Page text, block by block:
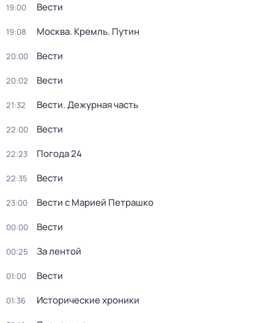
19:00 Вести
19:08 Москва. Кремль. Путин
20:00 Вести
20:02 Вести
21:32 Вести. Дежурная часть
22:00 Вести
22:23 Погода 24
22:35 Вести
23:00 Вести с Марией Петрашко
00:00 Вести
00:25 За лентой
01:00 Вести
01:36 Исторические хроники